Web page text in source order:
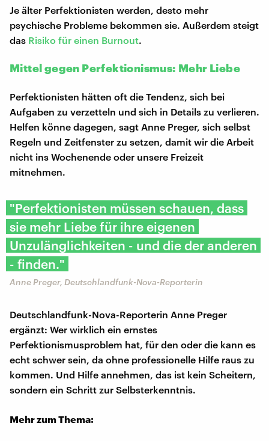
Je älter Perfektionisten werden, desto mehr
psychische Probleme bekommen sie. Außerdem steigt
das Risiko für einen Burnout.
Mittel gegen Perfektionismus: Mehr Liebe
Perfektionisten hätten oft die Tendenz, sich bei
Aufgaben zu verzetteln und sich in Details zu verlieren.
Helfen könne dagegen, sagt Anne Preger, sich selbst
Regeln und Zeitfenster zu setzen, damit wir die Arbeit
nicht ins Wochenende oder unsere Freizeit
mitnehmen.
"Perfektionisten müssen schauen, dass
sie mehr Liebe für ihre eigenen
Unzulänglichkeiten - und die der anderen
- finden."
Anne Preger, Deutschlandfunk-Nova-Reporterin
Deutschlandfunk-Nova-Reporterin Anne Preger
ergänzt: Wer wirklich ein ernstes
Perfektionismusproblem hat, für den oder die kann es
echt schwer sein, da ohne professionelle Hilfe raus zu
kommen. Und Hilfe annehmen, das ist kein Scheitern,
sondern ein Schritt zur Selbsterkenntnis.
Mehr zum Thema: